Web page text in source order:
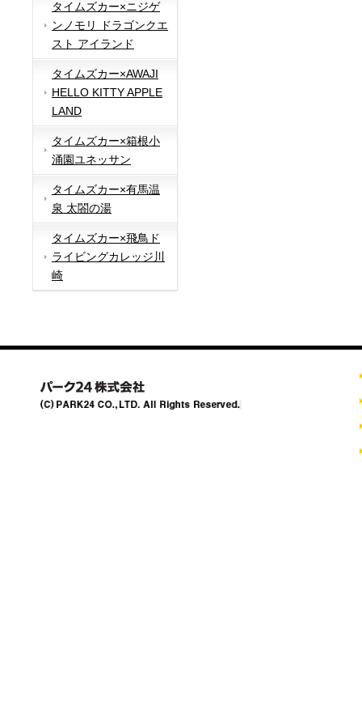
タイムズカー×ニジゲ
ンノモリ ドラゴンクエ
スト アイランド
タイムズカー×AWAJI
HELLO KITTY APPLE
LAND
タイムズカー×箱根小
涌園ユネッサン
タイムズカー×有馬温
泉 太閤の湯
タイムズカー×飛鳥ド
ライビングカレッジ川
崎